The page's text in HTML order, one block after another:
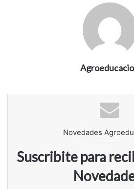
Novedades
Suscribite para